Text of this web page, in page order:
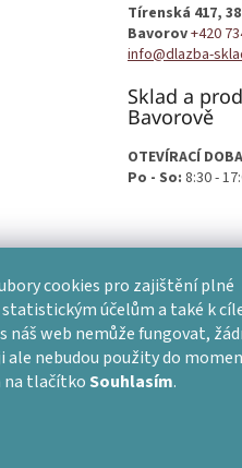
cookies pro zajištění plné
účelům a také k
náš web nemůže fungovat,
ale nebudou použity do
na tlačítkoSouhlasím.
Tírenská 417,
Bavorov+420
info@dlazba-
Sklad a
Bavorově
OTEVÍRACÍ DOBA
Po - So: 8:30 -